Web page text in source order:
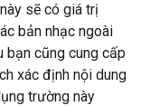
sẽ có giá trị
bản nhạc ngoài
bạn cũng cung cấp
xác định nội dung
trường này